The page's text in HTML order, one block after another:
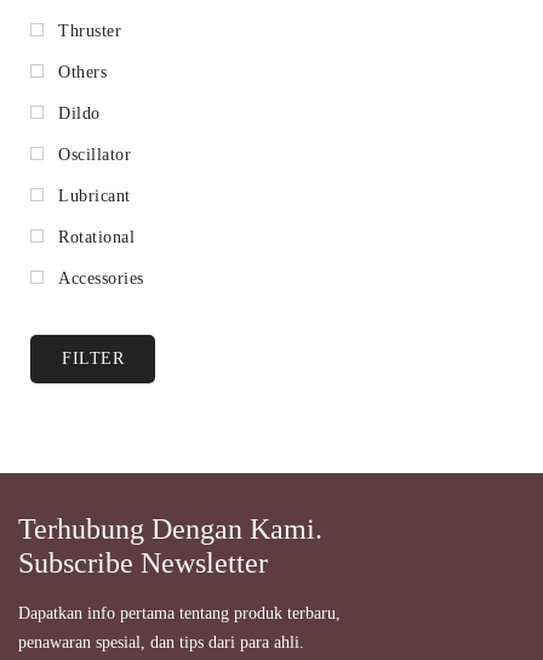
Thruster
Others
Dildo
Oscillator
Lubricant
Rotational
Accessories
FILTER
Terhubung Dengan Kami.
Subscribe Newsletter
Dapatkan info pertama tentang produk terbaru,
penawaran spesial, dan tips dari para ahli.